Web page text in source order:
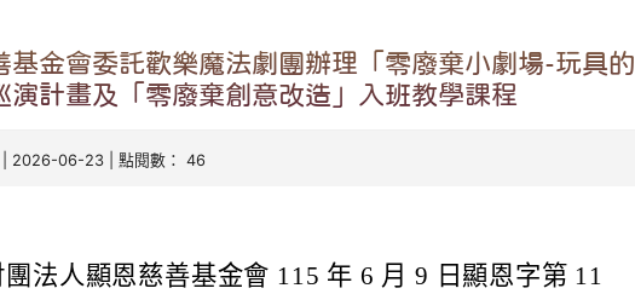
基金會委託歡樂魔法劇團辦理「零廢棄小劇場-玩具的
演計畫及「零廢棄創意改造」入班教學課程
| 2026-06-23 | 點閱數： 46
法人顯恩慈善基金會 115 年 6 月 9 日顯恩字第 11